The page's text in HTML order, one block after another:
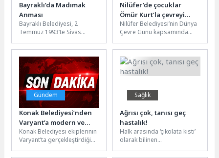
Bayraklı’da Madımak
Anması
Bayraklı Belediyesi, 2
Temmuz 1993’te Sivas
yitiren aydın, sanatçı ve
yurttaşları düzenlediği...
Nilüfer’de çocuklar
Ömür Kurt’la çevreyi
konuştu
Nilüfer Belediyesi’nin Dünya
Çevre Günü kapsamında
Buluşuyor” etkinlikleri
kapsamında gazeteci-yazar
Ömür Kurt,...
Gündem
Konak Belediyesi’nden
Varyant’a modern ve
konforlu dokunuş
Konak Belediyesi ekiplerinin
Varyant’ta gerçekleştirdiği
Sağlık
Ağrısı çok, tanısı geç
hastalık!
Halk arasında ‘çikolata kisti’
olarak bilinen